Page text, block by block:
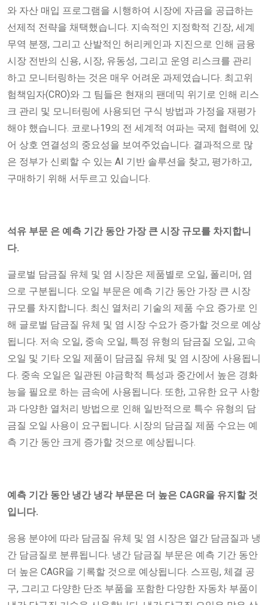
와 자산 매입 프로그램을 시행하여 시장에 자금을 공급하는
선제적 전략을 채택했습니다. 지속적인 지정학적 긴장, 세계
무역 분쟁, 그리고 산발적인 허리케인과 지진으로 인해 금융
시장 전반의 신용, 시장, 유동성, 그리고 운영 리스크를 관리
하고 모니터링하는 것은 매우 어려운 과제였습니다. 최고위
험책임자(CRO)와 그 팀들은 현재의 팬데믹 위기로 인해 리스
크 관리 및 모니터링에 사용되던 구식 방법과 가정을 재평가
해야 했습니다. 코로나19의 전 세계적 여파는 국제 협력에 있
어 상호 연결성의 중요성을 보여주었습니다. 결과적으로 많
은 정부가 신뢰할 수 있는 AI 기반 솔루션을 찾고, 평가하고,
구매하기 위해 서두르고 있습니다.
석유 부문 은 예측 기간 동안 가장 큰 시장 규모를 차지합니
다.
글로벌 담금질 유체 및 염 시장은 제품별로 오일, 폴리머, 염
으로 구분됩니다. 오일 부문은 예측 기간 동안 가장 큰 시장
규모를 차지합니다. 최신 열처리 기술의 제품 수요 증가로 인
해 글로벌 담금질 유체 및 염 시장 수요가 증가할 것으로 예상
됩니다. 저속 오일, 중속 오일, 특정 유형의 담금질 오일, 고속
오일 및 기타 오일 제품이 담금질 유체 및 염 시장에 사용됩니
다. 중속 오일은 일관된 야금학적 특성과 중간에서 높은 경화
능을 필요로 하는 금속에 사용됩니다. 또한, 고유한 요구 사항
과 다양한 열처리 방법으로 인해 일반적으로 특수 유형의 담
금질 오일 사용이 요구됩니다. 시장의 담금질 제품 수요는 예
측 기간 동안 크게 증가할 것으로 예상됩니다.
예측 기간 동안 냉간 냉각 부문은 더 높은 CAGR을 유지할 것
입니다.
응용 분야에 따라 담금질 유체 및 염 시장은 열간 담금질과 냉
간 담금질로 분류됩니다. 냉간 담금질 부문은 예측 기간 동안
더 높은 CAGR을 기록할 것으로 예상됩니다. 스프링, 체결 공
구, 그리고 다양한 단조 부품을 포함한 다양한 자동차 부품이